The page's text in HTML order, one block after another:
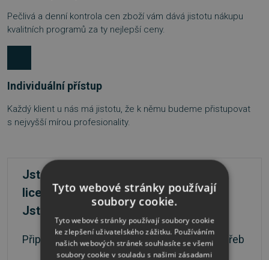
Pečlivá a denní kontrola cen zboží vám dává jistotu nákupu
kvalitních programů za ty nejlepší ceny.
Individuální přístup
Každý klient u nás má jistotu, že k němu budeme přistupovat
s nejvyšší mírou profesionality.
Jste firma a máte zájem o větší počet
licencí?
Jste škola nebo státní instituce?
Připravíme nabídku přesně podle vašich potřeb
Tyto webové stránky používají
soubory cookie.
Tyto webové stránky používají soubory cookie
ke zlepšení uživatelského zážitku. Používáním
našich webových stránek souhlasíte se všemi
soubory cookie v souladu s našimi zásadami